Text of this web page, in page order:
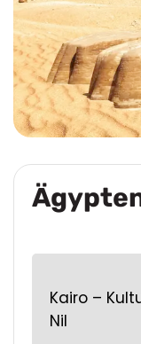
Kairo –
Nil